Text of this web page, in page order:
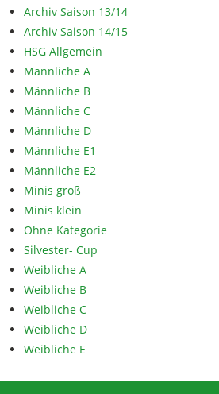
Archiv Saison 13/14
Archiv Saison 14/15
HSG Allgemein
Männliche A
Männliche B
Männliche C
Männliche D
Männliche E1
Männliche E2
Minis groß
Minis klein
Ohne Kategorie
Silvester- Cup
Weibliche A
Weibliche B
Weibliche C
Weibliche D
Weibliche E